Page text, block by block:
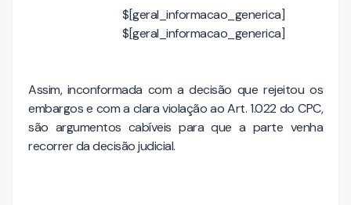
$[geral_informacao_generica]
$[geral_informacao_generica]
Assim, inconformada com a decisão que rejeitou os
embargos e com a clara violação ao Art. 1.022 do CPC,
são argumentos cabíveis para que a parte venha
recorrer da decisão judicial.